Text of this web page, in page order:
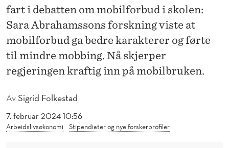
A
V
K
L
S
S
AvSigrid Folkestad
7. februar 2024 10:56
Arbeidslivsøkonomi Stipendiater og nye forskerprofiler
fart i debatten om mobilforbud i skolen:
Sara Abrahamssons forskning viste at
mobilforbud ga bedre karakterer og førte
til mindre mobbing. Nå skjerper
regjeringen kraftig inn på mobilbruken.